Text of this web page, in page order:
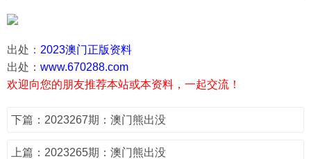
出处： 2023澳门正版资料
出处： www.670288.com
欢迎向您的朋友推荐本站或本资料，一起交流！
下篇：2023267期：澳门熊出没
上篇：2023265期：澳门熊出没